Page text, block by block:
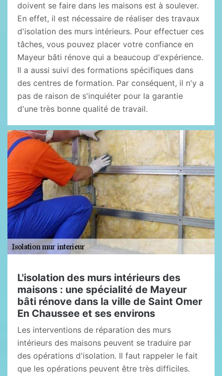
doivent se faire dans les maisons est à soulever.
En effet, il est nécessaire de réaliser des travaux
d'isolation des murs intérieurs. Pour effectuer ces
tâches, vous pouvez placer votre confiance en
Mayeur bâti rénove qui a beaucoup d'expérience.
Il a aussi suivi des formations spécifiques dans
des centres de formation. Par conséquent, il n'y a
pas de raison de s'inquiéter pour la garantie
d'une très bonne qualité de travail.
L'isolation des murs intérieurs des
maisons : une spécialité de Mayeur
bâti rénove dans la ville de Saint Omer
En Chaussee et ses environs
Les interventions de réparation des murs
intérieurs des maisons peuvent se traduire par
des opérations d'isolation. Il faut rappeler le fait
que les opérations peuvent être très difficiles.